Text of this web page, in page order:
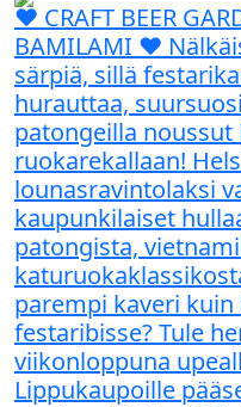
♥️ CRAFT BEER
BAMILAMI ♥️
särpiä, sillä
hurauttaa,
patongeilla noussut
ruokarekallaan!
lounasravintolaksi
kaupunkilaiset
patongista,
parempi kaveri
festaribisse? Tule
viikonloppuna
Lippukaupoille